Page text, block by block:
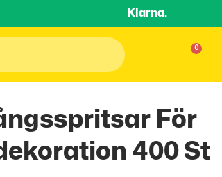
Klarna.
För
400 St